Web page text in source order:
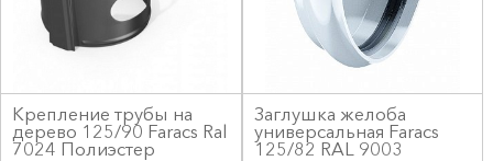
Крепление трубы на
дерево 125/90 Faracs Ral
7024 Полиэстер
Заглушка желоба
универсальная Faracs
125/82 RAL 9003